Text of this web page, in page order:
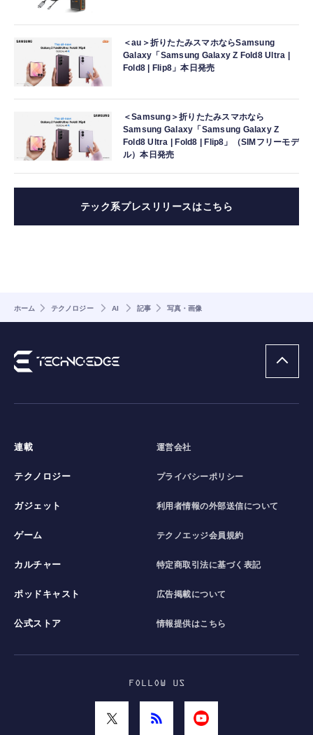
＜au＞折りたたみスマホならSamsung
Galaxy「Samsung Galaxy Z Fold8 Ultra |
Fold8 | Flip8」本日発売
＜Samsung＞折りたたみスマホなら
Samsung Galaxy「Samsung Galaxy Z
Fold8 Ultra | Fold8 | Flip8」（SIMフリーモデ
ル）本日発売
テック系プレスリリースはこちら
ホーム テクノロジー AI 記事 写真・画像
連載
テクノロジー
ガジェット
ゲーム
カルチャー
ポッドキャスト
公式ストア
運営会社
プライバシーポリシー
利用者情報の外部送信について
テクノエッジ会員規約
特定商取引法に基づく表記
広告掲載について
情報提供はこちら
FOLLOW US